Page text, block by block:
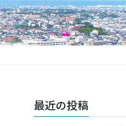
最近の投稿